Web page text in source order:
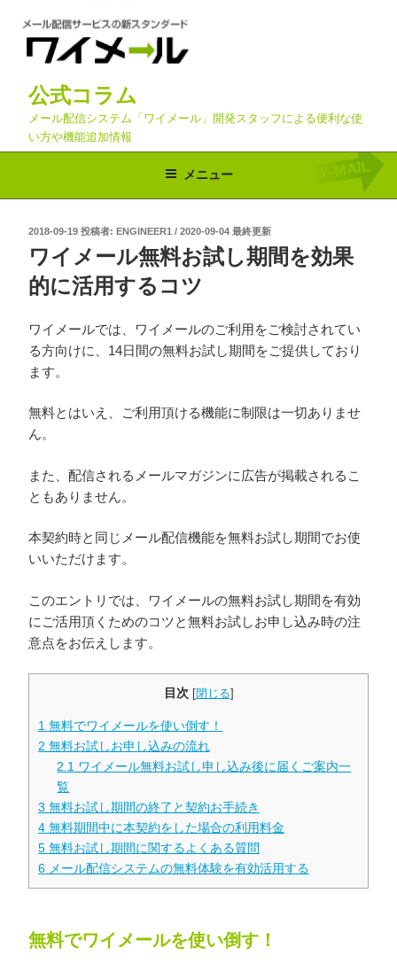
プ
公式コラム
メール配信システム「ワイメール」開発スタッフによる便利な使
い方や機能追加情報
メニュー
投
稿
日:
2018-09-19 投稿者: ENGINEER1 / 2020-09-04 最終更新
ワイメール無料お試し期間を効果
的に活用するコツ
ワイメールでは、ワイメールのご利用をご検討されてい
る方向けに、14日間の無料お試し期間をご提供しており
ます。
無料とはいえ、ご利用頂ける機能に制限は一切ありませ
ん。
また、配信されるメールマガジンに広告が掲載されるこ
ともありません。
本契約時と同じメール配信機能を無料お試し期間でお使
いいただけます。
このエントリでは、ワイメールの無料お試し期間を有効
にご活用頂くためのコツと無料お試しお申し込み時の注
意点をお伝えします。
目次 [閉じる]
1 無料でワイメールを使い倒す！
2 無料お試しお申し込みの流れ
2.1 ワイメール無料お試し申し込み後に届くご案内一
覧
3 無料お試し期間の終了と契約お手続き
4 無料期間中に本契約をした場合の利用料金
5 無料お試し期間に関するよくある質問
6 メール配信システムの無料体験を有効活用する
無料でワイメールを使い倒す！